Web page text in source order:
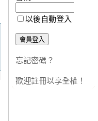
以後自動登入
忘記密碼？
歡迎註冊以享全權！